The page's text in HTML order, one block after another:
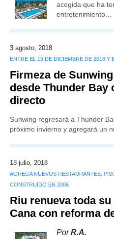
acogida que ha
entretenimiento…
3 agosto, 2018
ENTRE EL 19 DE DICIEMBRE DE 2018 Y
Firmeza de
desde Thunder Bay
directo
Sunwing regresará a Thunder
próximo invierno y agregará un
18 julio, 2018
AGREGA NUEVOS RESTAURANTES,
CONSTRUIDO EN 2006
Riu renueva toda
Cana con reforma
PorR.A.